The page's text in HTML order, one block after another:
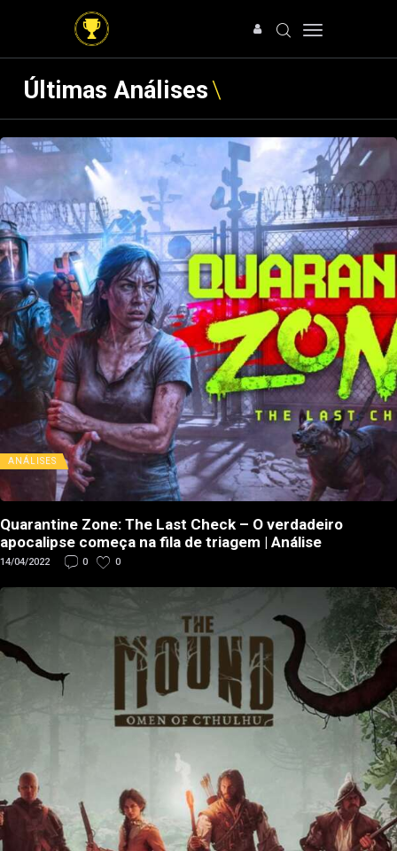
HOME
NOTÍCIAS
ARTIGOS
ANÁLISES
OFERTAS
SOBRE NÓS
Últimas Análises
ANÁLISES
Quarantine Zone: The Last Check – O verdadeiro
apocalipse começa na fila de triagem | Análise
14/04/2022 0 0